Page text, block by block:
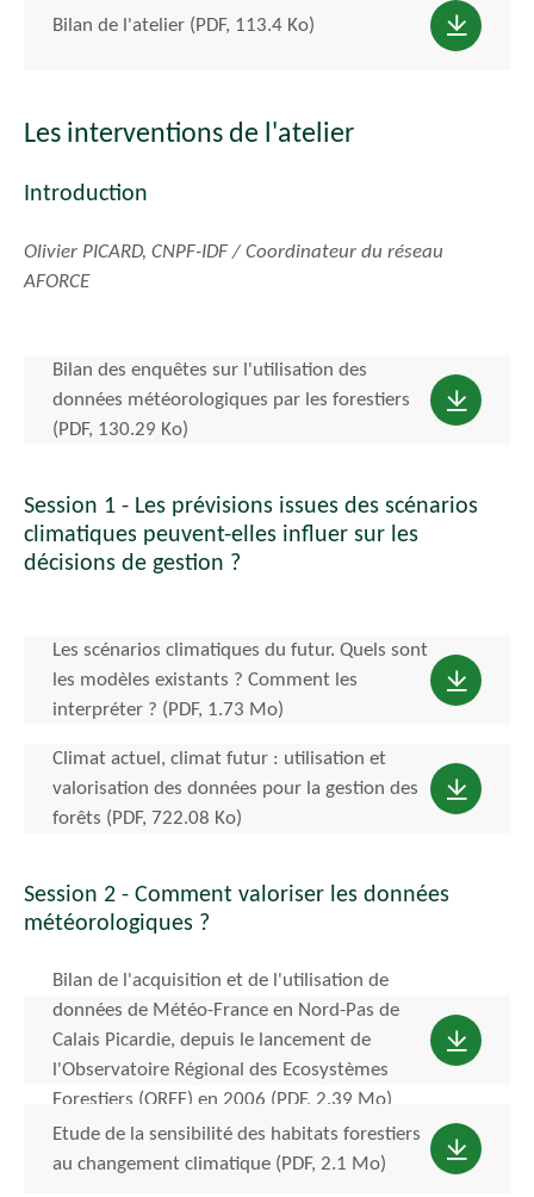
Bilan de l'atelier (PDF, 113.4 Ko)
Les interventions de l'atelier
Introduction
Olivier PICARD, CNPF-IDF / Coordinateur du réseau
AFORCE
Bilan des enquêtes sur l'utilisation des
données météorologiques par les forestiers
(PDF, 130.29 Ko)
Session 1 - Les prévisions issues des scénarios
climatiques peuvent-elles influer sur les
décisions de gestion ?
Les scénarios climatiques du futur. Quels sont
les modèles existants ? Comment les
interpréter ? (PDF, 1.73 Mo)
Climat actuel, climat futur : utilisation et
valorisation des données pour la gestion des
forêts (PDF, 722.08 Ko)
Session 2 - Comment valoriser les données
météorologiques ?
Bilan de l'acquisition et de l'utilisation de
données de Météo-France en Nord-Pas de
Calais Picardie, depuis le lancement de
l'Observatoire Régional des Ecosystèmes
Forestiers (OREF) en 2006 (PDF, 2.39 Mo)
Etude de la sensibilité des habitats forestiers
au changement climatique (PDF, 2.1 Mo)